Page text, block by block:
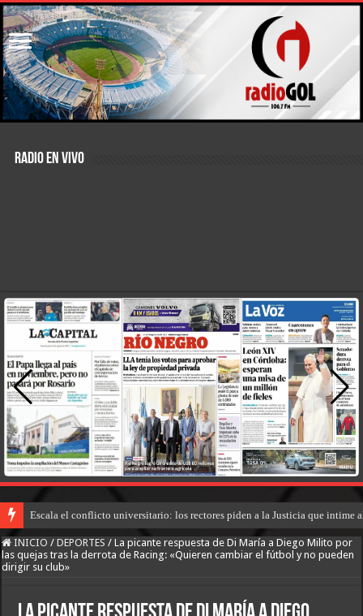
RADIO EN VIVO
Escala el conflicto universitario: los rectores piden a la Justicia que intime
INICIO / DEPORTES / La picante respuesta de Di María a Diego Milito por
las quejas tras la derrota de Racing: «Quieren cambiar el fútbol y no pueden
dirigir su club»